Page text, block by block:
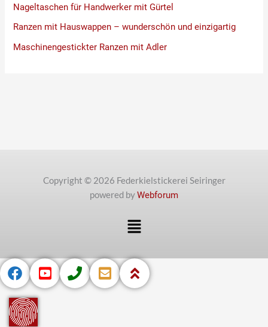
Nageltaschen für Handwerker mit Gürtel
Ranzen mit Hauswappen – wunderschön und einzigartig
Maschinengestickter Ranzen mit Adler
Copyright © 2026 Federkielstickerei Seiringer
powered byWebforum
Menü